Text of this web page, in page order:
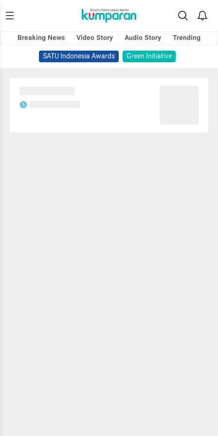
Breaking News Video Story Audio Story
Trending
SATU Indonesia Awards
Green Initiative
S